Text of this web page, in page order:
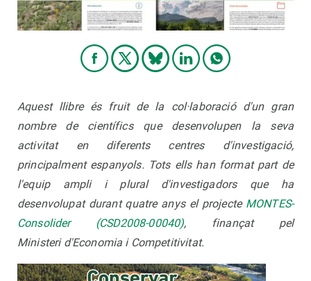
Aquest llibre és fruit de la col·laboració d'un gran
nombre de científics que desenvolupen la seva
activitat en diferents centres d'investigació,
principalment espanyols. Tots ells han format part de
l'equip ampli i plural d'investigadors que ha
desenvolupat durant quatre anys el projecte MONTES-
Consolider (CSD2008-00040), finançat pel
Ministeri d'Economia i Competitivitat.